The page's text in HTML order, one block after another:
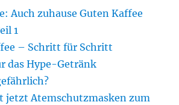
Auch zuhause Guten Kaffee
1
– Schritt für Schritt
das Hype-Getränk
jetzt Atemschutzmasken zum